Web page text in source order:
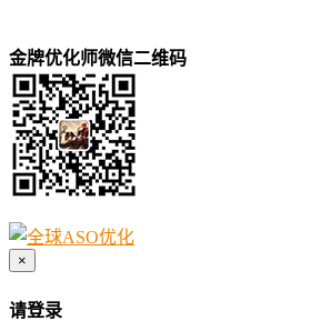
金牌优化师微信二维码
×
请登录